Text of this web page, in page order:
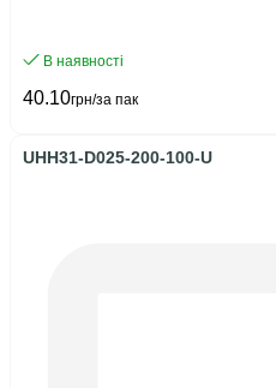
В наявності
40.10грн/за пак
UHH31-D025-200-100-U